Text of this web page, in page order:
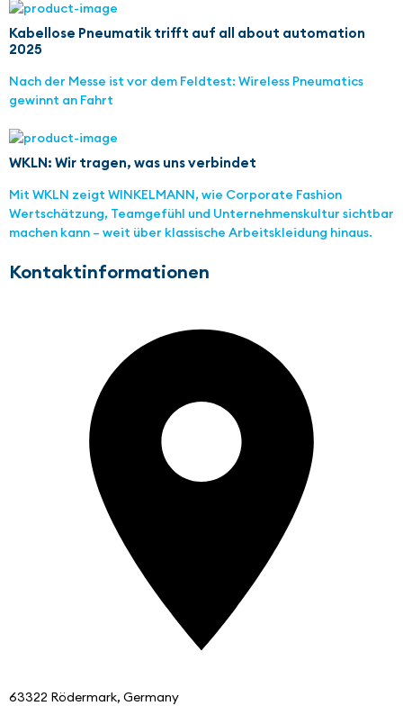
Kabellose Pneumatik trifft auf all about automation
2025
Nach der Messe ist vor dem Feldtest: Wireless Pneumatics
gewinnt an Fahrt
WKLN: Wir tragen, was uns verbindet
Mit WKLN zeigt WINKELMANN, wie Corporate Fashion
Wertschätzung, Teamgefühl und Unternehmenskultur sichtbar
machen kann – weit über klassische Arbeitskleidung hinaus.
Kontaktinformationen
63322 Rödermark, Germany